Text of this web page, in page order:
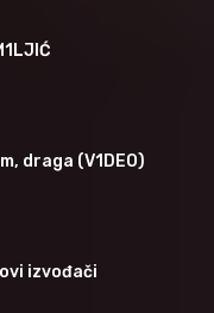
draga (V1DEO)
izvođači